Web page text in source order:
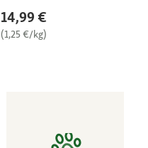
14,99 €
(1,25 €/kg)